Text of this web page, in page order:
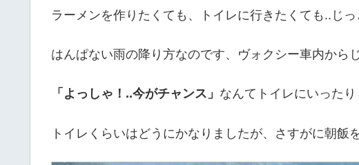
ラーメンを作りたくても、トイレに行きたくても..じっ
はんぱない雨の降り方なのです、ヴォクシー車内から
「よっしゃ！..今がチャンス」 なんてトイレにいったり
トイレくらいはどうにかなりましたが、さすがに朝飯